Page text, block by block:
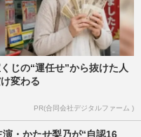
じの“運任せ”から抜けた人
変わる
PR(合同会社デジタルファーム )
演・かたせ梨乃が“自認16